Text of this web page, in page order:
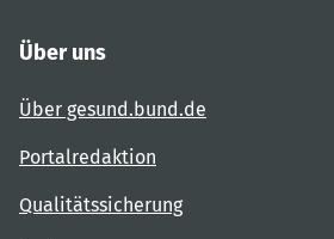
Über uns
Über gesund.bund.de
Portalredaktion
Qualitätssicherung